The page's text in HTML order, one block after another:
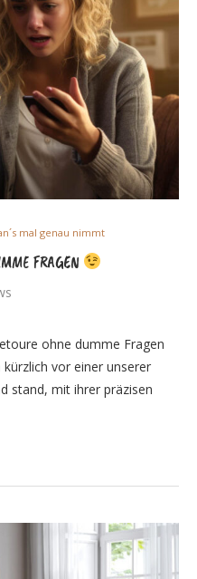
mal genau nimmt
FRAGEN
ohne dumme Fragen
vor einer unserer
stand, mit ihrer präzisen